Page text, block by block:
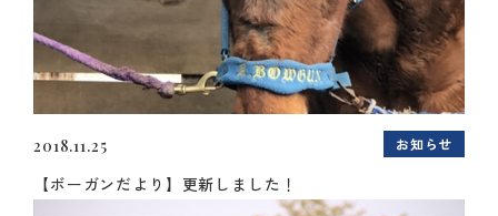
2018.11.25 お知らせ
【ボーガンだより】更新しました！